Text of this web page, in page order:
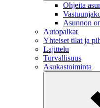
Ohjeita
Asunnon
Autopaikat
Yhteiset tilat ja
Lajittelu
Turvallisuus
Asukastoiminta